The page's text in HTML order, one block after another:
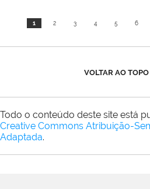
1 2 3 4 5 6
VOLTAR AO TOPO
Todo o conteúdo deste site está
Creative Commons Atribuição-
Adaptada.